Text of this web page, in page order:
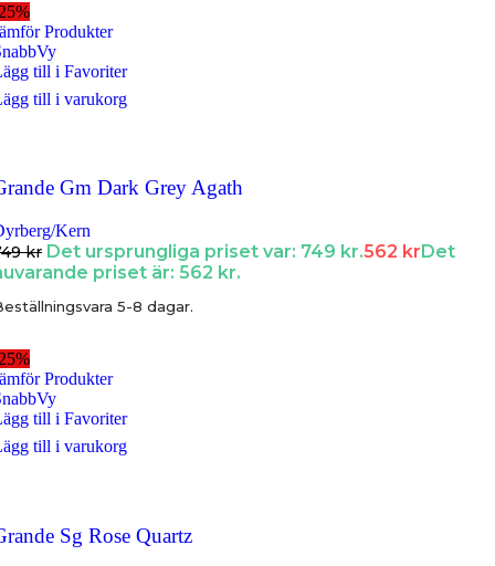
Produkter
till i Favoriter
till i varukorg
Gm Dark Grey Agath
Kern
kr Det ursprungliga priset var: 749 kr.562 krDet
priset är: 562 kr.
5-8 dagar.
Produkter
till i Favoriter
till i varukorg
Sg Rose Quartz